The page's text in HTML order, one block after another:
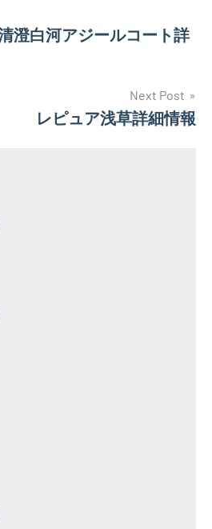
澄白河アジールコート詳
Next Post
レピュア浅草詳細情報